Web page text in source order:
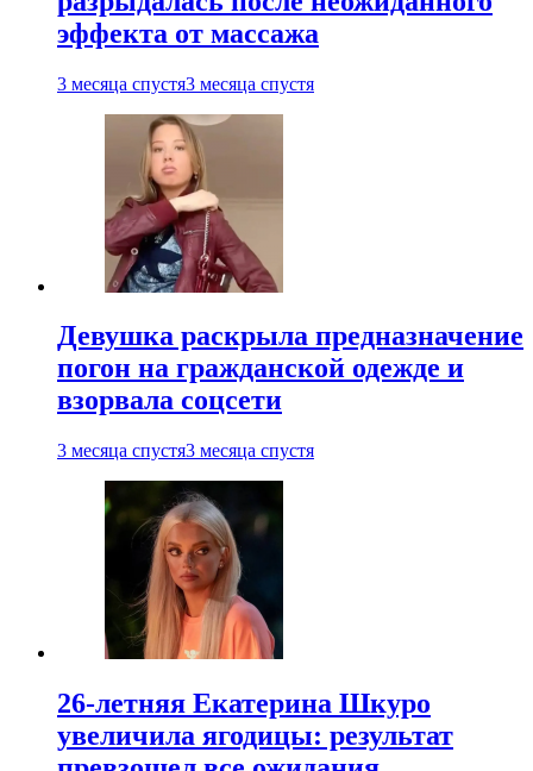
эффекта от массажа
3 месяца спустя3 месяца спустя
Девушка раскрыла предназначение
погон на гражданской одежде и
взорвала соцсети
3 месяца спустя3 месяца спустя
26-летняя Екатерина Шкуро
увеличила ягодицы: результат